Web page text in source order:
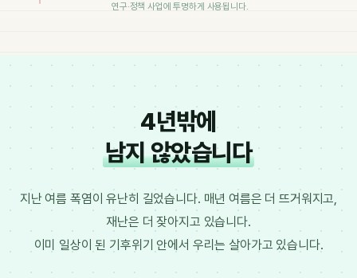
연구·정책 사업에 투명하게 사용됩니다.
4년밖에
남지 않았습니다
지난 여름 폭염이 유난히 길었습니다. 매년 여름은 더 뜨거워지고,
재난은 더 잦아지고 있습니다.
이미 일상이 된 기후위기 안에서 우리는 살아가고 있습니다.